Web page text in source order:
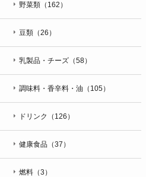
野菜類（162）
豆類（26）
乳製品・チーズ（58）
調味料・香辛料・油（105）
ドリンク（126）
健康食品（37）
燃料（3）